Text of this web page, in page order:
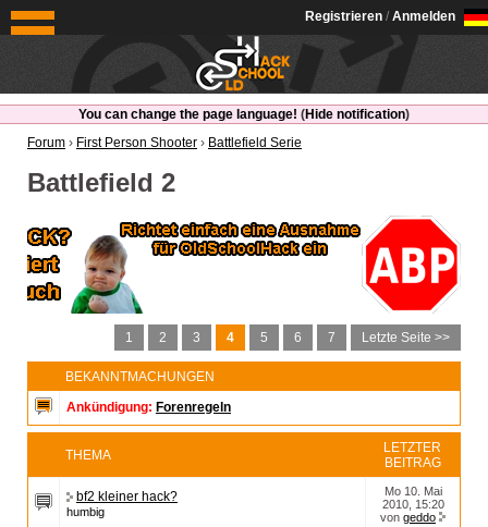
OldSchoolHack
Registrieren / Anmelden
You can change the page language! (Hide notification)
Forum › First Person Shooter › Battlefield Serie
Battlefield 2
1 2 3 4 5 6 7 Letzte Seite >>
BEKANNTMACHUNGEN
Ankündigung: Forenregeln
THEMA
LETZTER
BEITRAG
bf2 kleiner hack?
humbig
Mo 10. Mai
2010, 15:20
von geddo